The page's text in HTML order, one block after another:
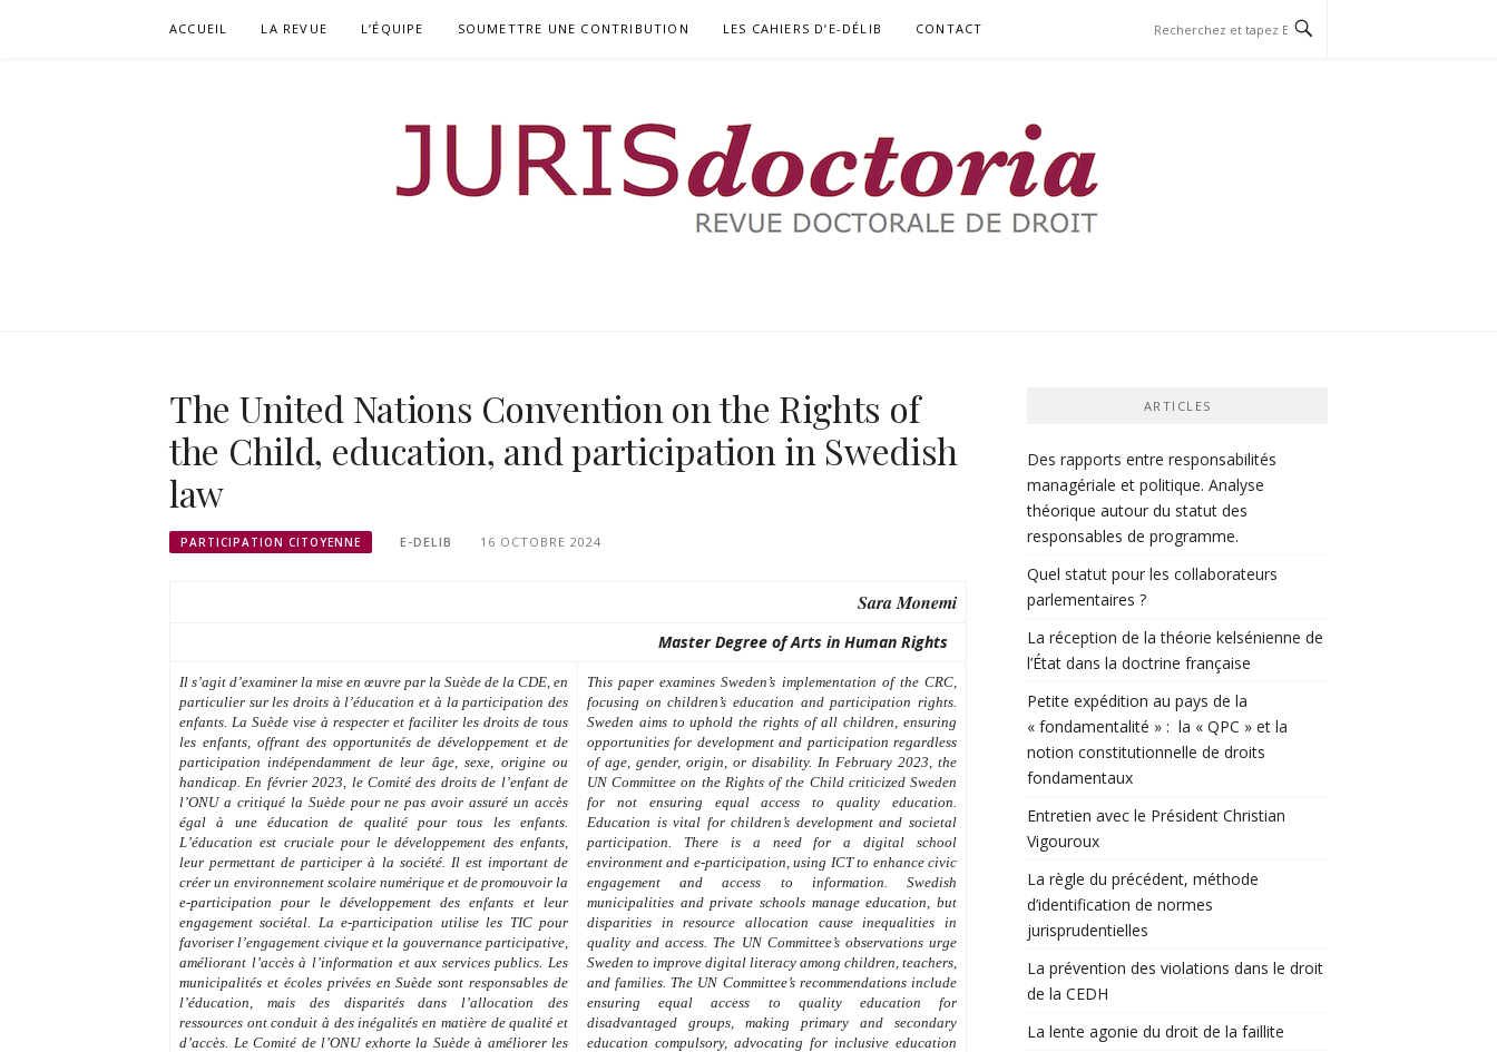
ACCUEIL LA REVUE L’ÉQUIPE SOUMETTRE UNE CONTRIBUTION LES CAHIERS D’E-DÉLIB CONTACT
The United Nations Convention on the Rights of
the Child, education, and participation in Swedish
law
PARTICIPATION CITOYENNE E-DELIB 16 OCTOBRE 2024
Sara Monemi
Master Degree of Arts in Human Rights
Il s’agit d’examiner la mise en œuvre par la Suède de la CDE, en
particulier sur les droits à l’éducation et à la participation des
enfants. La Suède vise à respecter et faciliter les droits de tous
les enfants, offrant des opportunités de développement et de
participation indépendamment de leur âge, sexe, origine ou
handicap. En février 2023, le Comité des droits de l’enfant de
l’ONU a critiqué la Suède pour ne pas avoir assuré un accès
égal à une éducation de qualité pour tous les enfants.
L’éducation est cruciale pour le développement des enfants,
leur permettant departiciper à la société. Il est important de
créer un environnement scolaire numérique et de promouvoir la
e-participation pour le développement des enfants et leur
engagement sociétal. La e-participation utilise les TIC pour
favoriser l’engagement civique et la gouvernance participative,
améliorant l’accès à l’information et aux services publics. Les
municipalités et écoles privées en Suède sont responsables de
l’éducation, mais des disparités dans l’allocation des
ressources ont conduit à des inégalités en matière de qualité et
d’accès. Le Comité de l’ONU exhorte la Suède à améliorer les
This paper examines Sweden’s implementation of the CRC,
focusing on children’s education and participation rights.
Sweden aims to uphold the rights of all children, ensuring
opportunities for development and participation regardless
of age, gender, origin, or disability. In February 2023, the
UN Committee on the Rights of the Child criticized Sweden
for not ensuring equal access to quality education.
Education is vital for children’s development and societal
participation. There is a need for a digital school
environment and e-participation, using ICT to enhance civic
engagement and access to information. Swedish
municipalities and private schools manage education, but
disparities in resource allocation cause inequalities in
quality and access. The UN Committee’s observations urge
Sweden to improve digital literacy among children, teachers,
and families. The UN Committee’s recommendations include
ensuring equal access to quality education for
disadvantaged groups, making primary and secondary
education compulsory, advocating for inclusive education
ARTICLES
Des rapports entre responsabilités
managériale et politique. Analyse
théorique autour du statut des
responsables de programme.
Quel statut pour les collaborateurs
parlementaires ?
La réception de la théorie kelsénienne de
l’État dans la doctrine française
Petite expédition au pays de la
« fondamentalité » : la « QPC » et la
notion constitutionnelle de droits
fondamentaux
Entretien avec le Président Christian
Vigouroux
La règle du précédent, méthode
d’identification de normes
jurisprudentielles
La prévention des violations dans le droit
de la CEDH
La lente agonie du droit de la faillite